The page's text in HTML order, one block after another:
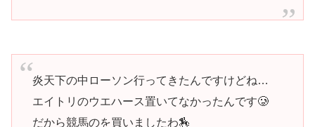
炎天下の中ローソン行ってきたんですけどね…
エイトリのウエハース置いてなかったんです🥲
だから競馬のを買いましたわ🏇